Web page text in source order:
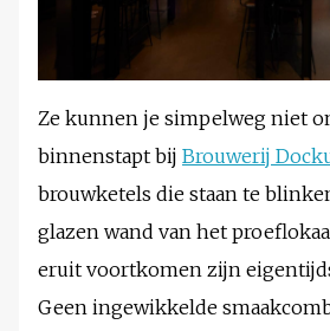
Ze kunnen je simpelweg niet
binnenstapt bij Brouwerij
brouwketels die staan te
glazen wand van het
eruit voortkomen zijn
Geen ingewikkelde